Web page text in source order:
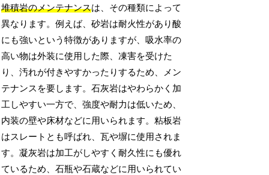
堆積岩のメンテナンスは、その種類によって
異なります。例えば、砂岩は耐火性があり酸
にも強いという特徴がありますが、吸水率の
高い物は外装に使用した際、凍害を受けた
り、汚れが付きやすかったりするため、メン
テナンスを要します。石灰岩はやわらかく加
工しやすい一方で、強度や耐力は低いため、
内装の壁や床材などに用いられます。粘板岩
はスレートとも呼ばれ、瓦や塀に使用されま
す。凝灰岩は加工がしやすく耐久性にも優れ
ているため、石瓶や石蔵などに用いられてい